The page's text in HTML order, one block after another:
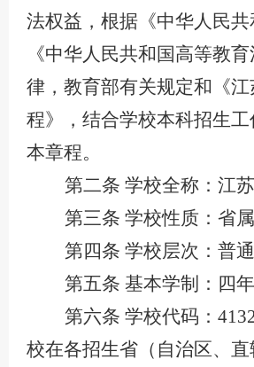
法权益，根据《中华人民共
《中华人民共和国高等教
律，教育部有关规定和《
程》，结合学校本科招生
本章程。
第二条 学校全称：江
第三条 学校性质：省
第四条 学校层次：普
第五条 基本学制：四年
第六条 学校代码：
校在各招生省（自治区、